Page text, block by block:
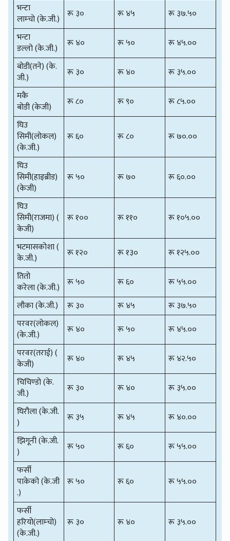
भन्टा
लाम्चो (के.जी.) रू ३० रू ४५
रू ३७.५०
भन्टा
डल्लो (के.जी.)
रू ४० रू ५०
रू ४५.००
बोडी(तने) (के.
जी.)
रू ३० रू ४०
रू ३५.००
मकै
बोडी (केजी)
रू ८० रू ९०
रू ८५.००
घिउ
सिमी(लोकल)
(के.जी.)
रू ६० रू ८० रू ७०.००
घिउ
सिमी(हाइब्रीड)
(केजी)
रू ५० रू ७० रू ६०.००
घिउ
सिमी(राजमा) (
केजी)
रू १०० रू ११० रू १०५.००
भटमासकोशा (
के.जी.)
रू १२० रू १३०
रू १२५.००
तितो
करेला (के.जी.) रू ५० रू ६०
रू ५५.००
लौका (के.जी.)
रू ३० रू ४५
रू ३७.५०
परवर(लोकल)
(के.जी.)
रू ४० रू ५०
रू ४५.००
परवर(तराई) (
केजी)
रू ४० रू ४५
रू ४२.५०
चिचिण्डो (के.
जी.)
रू ३० रू ४०
रू ३५.००
घिरौला (के.जी.
)
रू ३५ रू ४५
रू ४०.००
झिगूनी (के.जी.
)
रू ५० रू ६०
रू ५५.००
फर्सी
पाकेको (के.जी
.)
रू ५० रू ६० रू ५५.००
फर्सी
हरियो(लाम्चो)
(के.जी.)
रू ३० रू ४० रू ३५.००